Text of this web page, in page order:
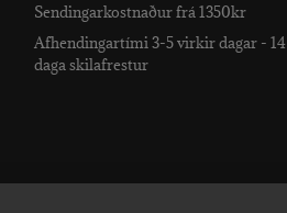
Sendingarkostnaður frá 1350kr
Afhendingartími 3-5 virkir dagar - 14
daga skilafrestur